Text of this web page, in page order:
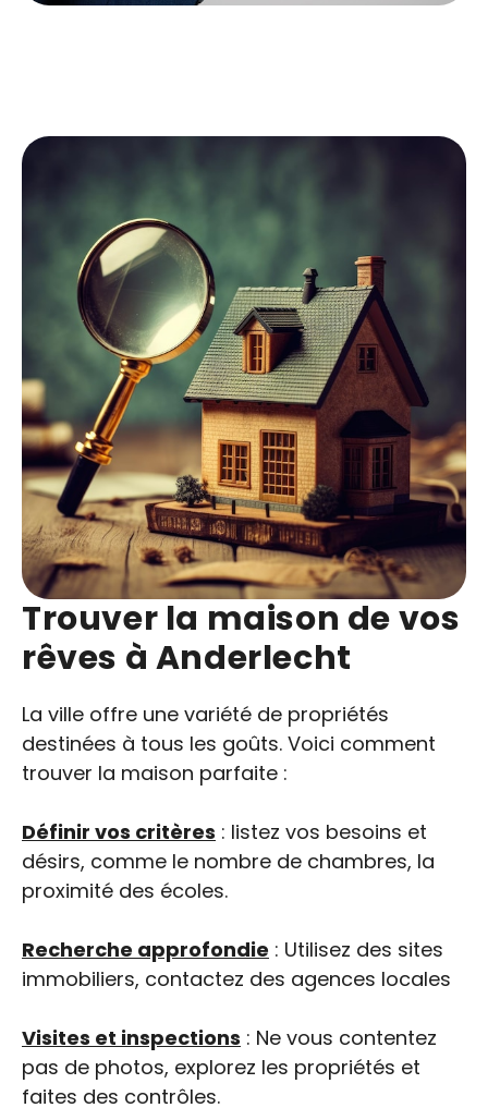
Trouver la maison de vos
rêves à Anderlecht
La ville offre une variété de propriétés
destinées à tous les goûts. Voici comment
trouver la maison parfaite :
Définir vos critères : listez vos besoins et
désirs, comme le nombre de chambres, la
proximité des écoles.
Recherche approfondie : Utilisez des sites
immobiliers, contactez des agences locales
Visites et inspections : Ne vous contentez
pas de photos, explorez les propriétés et
faites des contrôles.